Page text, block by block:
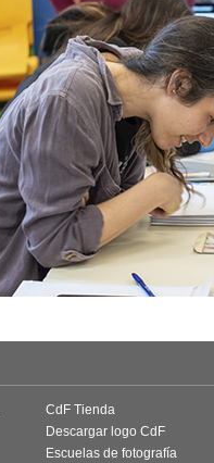
CdF Tienda
Descargar logo CdF
Escuelas de fotografía